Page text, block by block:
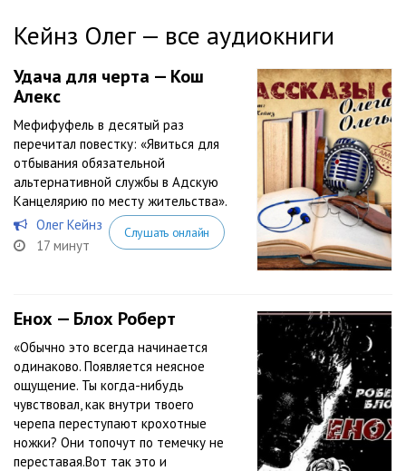
Кейнз Олег — все аудиокниги
Удача для черта — Кош
Алекс
Мефифуфель в десятый раз
перечитал повестку: «Явиться для
отбывания обязательной
альтернативной службы в Адскую
Канцелярию по месту жительства».
Олег Кейнз
17 минут
Слушать онлайн
Енох — Блох Роберт
«Обычно это всегда начинается
одинаково. Появляется неясное
ощущение. Ты когда-нибудь
чувствовал, как внутри твоего
черепа переступают крохотные
ножки? Они топочут по темечку не
переставая.Вот так это и